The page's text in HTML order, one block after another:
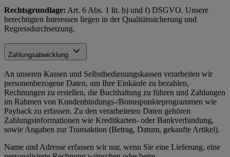
Rechtsgrundlage: Art. 6 Abs. 1 lit. b) und f) DSGVO. Unsere
berechtigten Interessen liegen in der Qualitätssicherung und
Regressdurchsetzung.
Zahlungsabwicklung
An unseren Kassen und Selbstbedienungskassen verarbeiten wir
personenbezogene Daten, um Ihre Einkäufe zu bezahlen,
Rechnungen zu erstellen, die Buchhaltung zu führen und Zahlungen
im Rahmen von Kundenbindungs-/Bonuspunkteprogrammen wie
Payback zu erfassen. Zu den verarbeiteten Daten gehören
Zahlungsinformationen wie Kreditkarten- oder Bankverbindung,
sowie Angaben zur Transaktion (Betrag, Datum, gekaufte Artikel).
Name und Adresse erfassen wir nur, wenn Sie eine Lieferung, eine